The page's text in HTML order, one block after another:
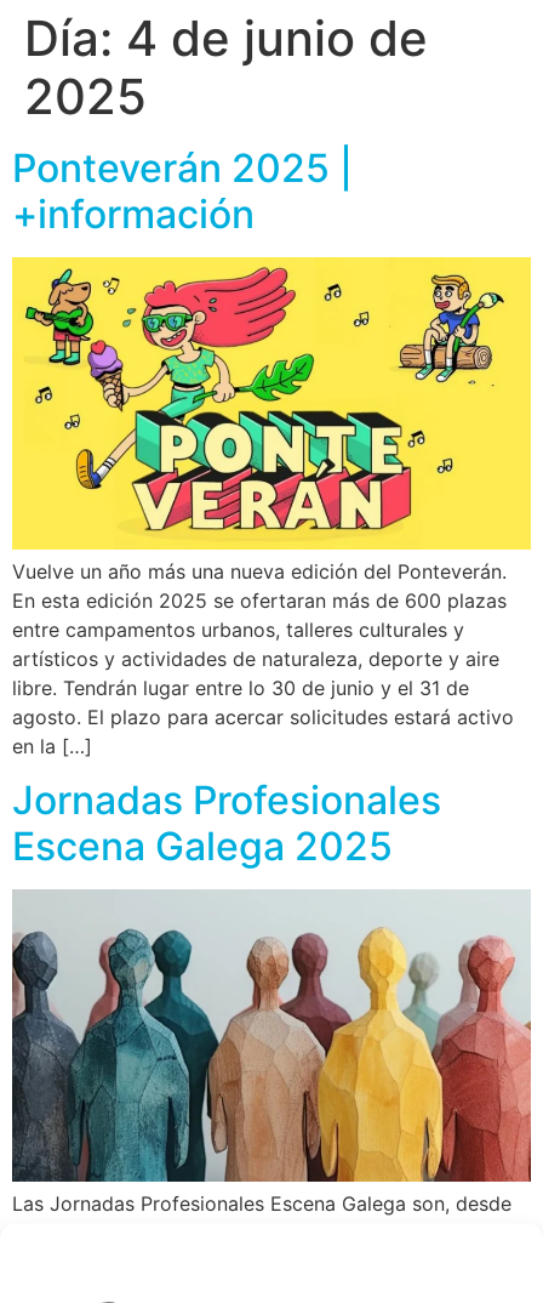
Día: 4 de junio de
2025
Ponteverán 2025 |
+información
Vuelve un año más una nueva edición del Ponteverán.
En esta edición 2025 se ofertaran más de 600 plazas
entre campamentos urbanos, talleres culturales y
artísticos y actividades de naturaleza, deporte y aire
libre. Tendrán lugar entre lo 30 de junio y el 31 de
agosto. El plazo para acercar solicitudes estará activo
en la […]
Jornadas Profesionales
Escena Galega 2025
Las Jornadas Profesionales Escena Galega son, desde